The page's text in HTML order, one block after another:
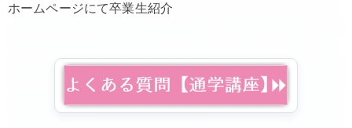
ホームページにて卒業生紹介